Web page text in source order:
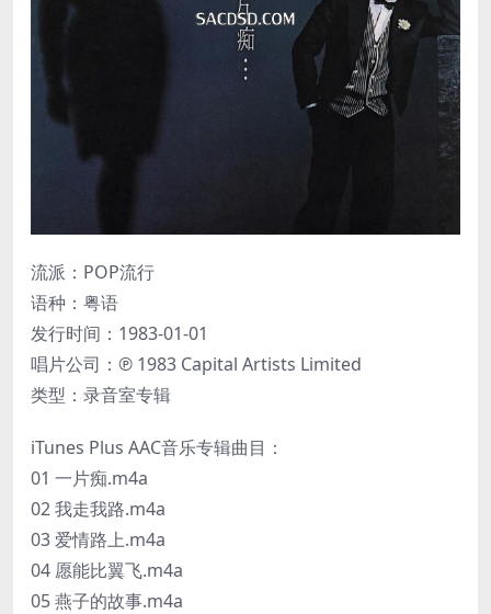
流派：POP流行
语种：粤语
发行时间：1983-01-01
唱片公司：℗ 1983 Capital Artists Limited
类型：录音室专辑
iTunes Plus AAC音乐专辑曲目：
01 一片痴.m4a
02 我走我路.m4a
03 爱情路上.m4a
04 愿能比翼飞.m4a
05 燕子的故事.m4a